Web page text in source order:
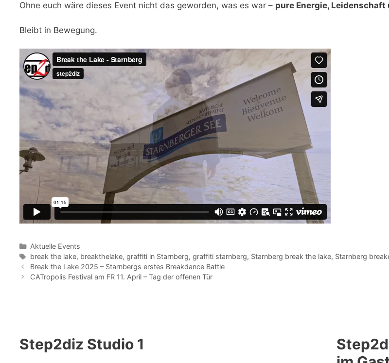
Ohne euch wäre dieses Event nicht das geworden, was es war – pure Energie,
Bleibt in Bewegung.
Kategorien
Aktuelle Events
Schlagwörter
break the lake, breakthelake, graffiti in Starnberg, graffiti starnberg, Starnberg break the lake, Starnberg
Break the Lake 2025 – Starnbergs erstes Breakdance Battle
CATropolis Festival am FR 11. April – Tag der offenen Tür
Step2diz Studio 1